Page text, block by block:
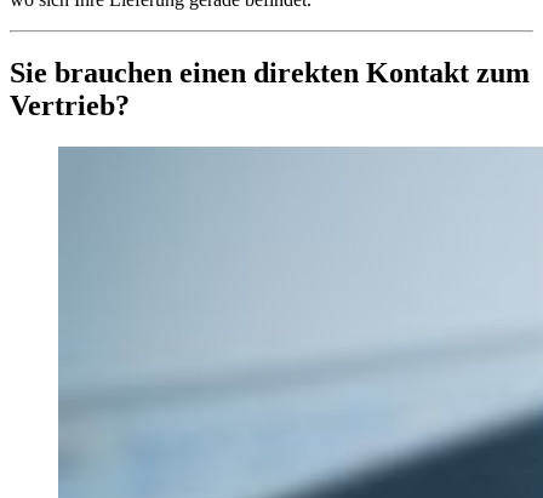
Sie brauchen einen direkten Kontakt zum
Vertrieb?